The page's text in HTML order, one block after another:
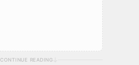
CONTINUE READING